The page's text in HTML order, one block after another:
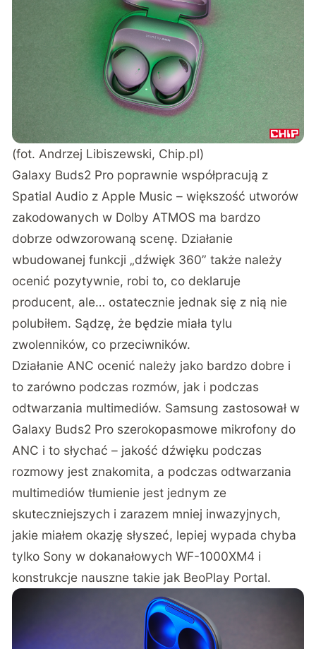
(fot. Andrzej Libiszewski, Chip.pl)
Galaxy Buds2 Pro poprawnie współpracują z
Spatial Audio z Apple Music – większość utworów
zakodowanych w Dolby ATMOS ma bardzo
dobrze odwzorowaną scenę. Działanie
wbudowanej funkcji „dźwięk 360” także należy
ocenić pozytywnie, robi to, co deklaruje
producent, ale… ostatecznie jednak się z nią nie
polubiłem. Sądzę, że będzie miała tylu
zwolenników, co przeciwników.
Działanie ANC ocenić należy jako bardzo dobre i
to zarówno podczas rozmów, jak i podczas
odtwarzania multimediów. Samsung zastosował w
Galaxy Buds2 Pro szerokopasmowe mikrofony do
ANC i to słychać – jakość dźwięku podczas
rozmowy jest znakomita, a podczas odtwarzania
multimediów tłumienie jest jednym ze
skuteczniejszych i zarazem mniej inwazyjnych,
jakie miałem okazję słyszeć, lepiej wypada chyba
tylko Sony w dokanałowych WF-1000XM4 i
konstrukcje nauszne takie jak BeoPlay Portal.